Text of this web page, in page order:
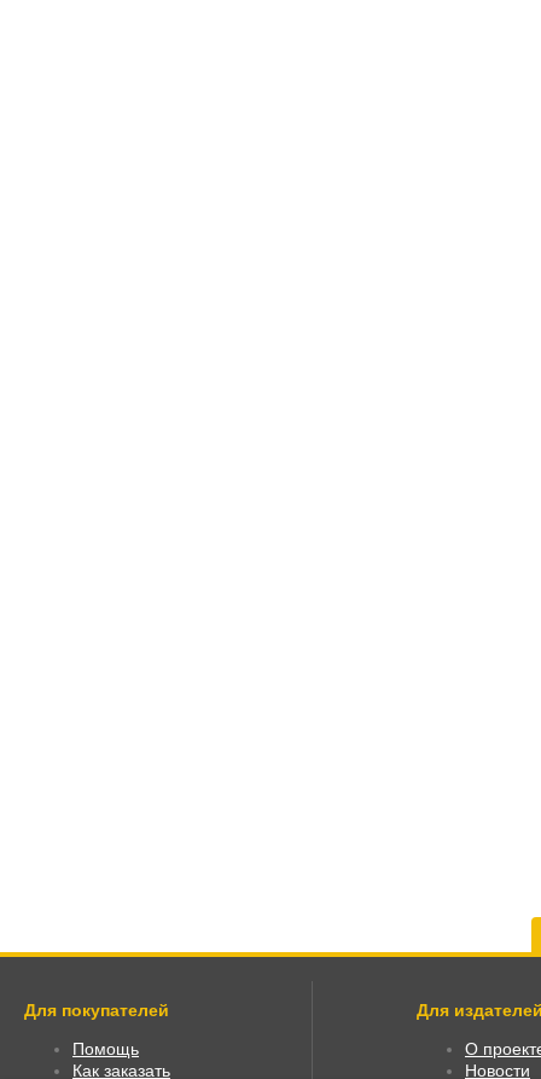
Для покупателей
Помощь
Как заказать
Для
О
Новости